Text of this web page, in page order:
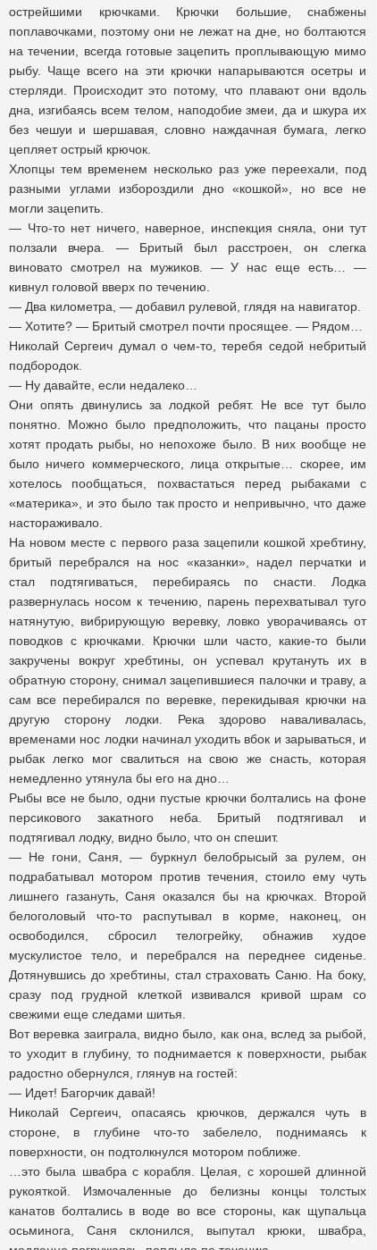
острейшими крючками. Крючки большие, снабжены
поплавочками, поэтому они не лежат на дне, но болтаются
на течении, всегда готовые зацепить проплывающую мимо
рыбу. Чаще всего на эти крючки напарываются осетры и
стерляди. Происходит это потому, что плавают они вдоль
дна, изгибаясь всем телом, наподобие змеи, да и шкура их
без чешуи и шершавая, словно наждачная бумага, легко
цепляет острый крючок.
Хлопцы тем временем несколько раз уже переехали, под
разными углами избороздили дно «кошкой», но все не
могли зацепить.
— Что-то нет ничего, наверное, инспекция сняла, они тут
ползали вчера. — Бритый был расстроен, он слегка
виновато смотрел на мужиков. — У нас еще есть… —
кивнул головой вверх по течению.
— Два километра, — добавил рулевой, глядя на навигатор.
— Хотите? — Бритый смотрел почти просящее. — Рядом…
Николай Сергеич думал о чем-то, теребя седой небритый
подбородок.
— Ну давайте, если недалеко…
Они опять двинулись за лодкой ребят. Не все тут было
понятно. Можно было предположить, что пацаны просто
хотят продать рыбы, но непохоже было. В них вообще не
было ничего коммерческого, лица открытые… скорее, им
хотелось пообщаться, похвастаться перед рыбаками с
«материка», и это было так просто и непривычно, что даже
настораживало.
На новом месте с первого раза зацепили кошкой хребтину,
бритый перебрался на нос «казанки», надел перчатки и
стал подтягиваться, перебираясь по снасти. Лодка
развернулась носом к течению, парень перехватывал туго
натянутую, вибрирующую веревку, ловко уворачиваясь от
поводков с крючками. Крючки шли часто, какие-то были
закручены вокруг хребтины, он успевал крутануть их в
обратную сторону, снимал зацепившиеся палочки и траву, а
сам все перебирался по веревке, перекидывая крючки на
другую сторону лодки. Река здорово наваливалась,
временами нос лодки начинал уходить вбок и зарываться, и
рыбак легко мог свалиться на свою же снасть, которая
немедленно утянула бы его на дно…
Рыбы все не было, одни пустые крючки болтались на фоне
персикового закатного неба. Бритый подтягивал и
подтягивал лодку, видно было, что он спешит.
— Не гони, Саня, — буркнул белобрысый за рулем, он
подрабатывал мотором против течения, стоило ему чуть
лишнего газануть, Саня оказался бы на крючках. Второй
белоголовый что-то распутывал в корме, наконец, он
освободился, сбросил телогрейку, обнажив худое
мускулистое тело, и перебрался на переднее сиденье.
Дотянувшись до хребтины, стал страховать Саню. На боку,
сразу под грудной клеткой извивался кривой шрам со
свежими еще следами шитья.
Вот веревка заиграла, видно было, как она, вслед за рыбой,
то уходит в глубину, то поднимается к поверхности, рыбак
радостно обернулся, глянув на гостей:
— Идет! Багорчик давай!
Николай Сергеич, опасаясь крючков, держался чуть в
стороне, в глубине что-то забелело, поднимаясь к
поверхности, он подтолкнулся мотором поближе.
…это была швабра с корабля. Целая, с хорошей длинной
рукояткой. Измочаленные до белизны концы толстых
канатов болтались в воде во все стороны, как щупальца
осьминога, Саня склонился, выпутал крюки, швабра,